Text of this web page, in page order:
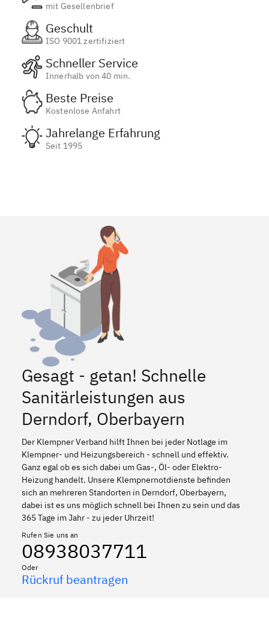
mit Gesellenbrief
Geschult
ISO 9001 zertifiziert
Schneller Service
Innerhalb von 40 min.
Beste Preise
Kostenlose Anfahrt
Jahrelange Erfahrung
Seit 1995
Gesagt - getan! Schnelle
Sanitärleistungen aus
Derndorf, Oberbayern
Der Klempner Verband hilft Ihnen bei jeder Notlage im
Klempner- und Heizungsbereich - schnell und effektiv.
Ganz egal ob es sich dabei um Gas-, Öl- oder Elektro-
Heizung handelt. Unsere Klempnernotdienste befinden
sich an mehreren Standorten in Derndorf, Oberbayern,
dabei ist es uns möglich schnell bei Ihnen zu sein und das
365 Tage im Jahr - zu jeder Uhrzeit!
Rufen Sie uns an
08938037711
Oder
Rückruf beantragen